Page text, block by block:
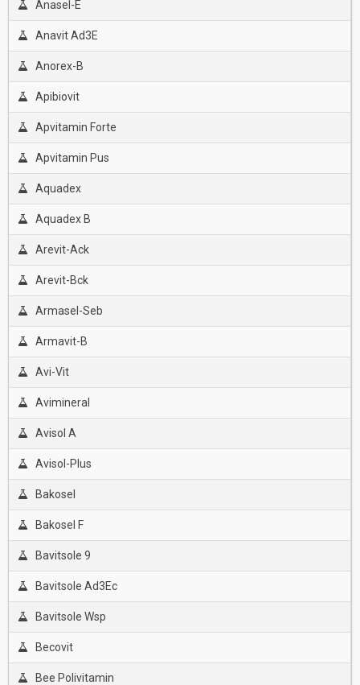
Anasel-E
Anavit Ad3E
Anorex-B
Apibiovit
Apvitamin Forte
Apvitamin Pus
Aquadex
Aquadex B
Arevit-Ack
Arevit-Bck
Armasel-Seb
Armavit-B
Avi-Vit
Avimineral
Avisol A
Avisol-Plus
Bakosel
Bakosel F
Bavitsole 9
Bavitsole Ad3Ec
Bavitsole Wsp
Becovit
Bee Polivitamin